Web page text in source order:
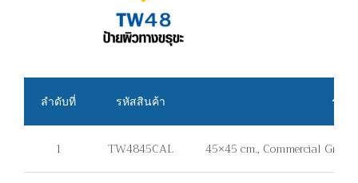
ลำดับที่ รหัสสินค้า ราย
1 TW4845CAL 45×45 cm., Commercial